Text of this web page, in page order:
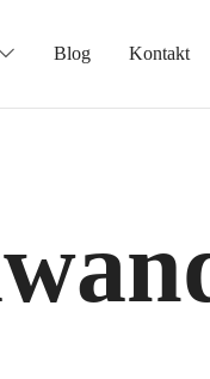
Blog Kontakt